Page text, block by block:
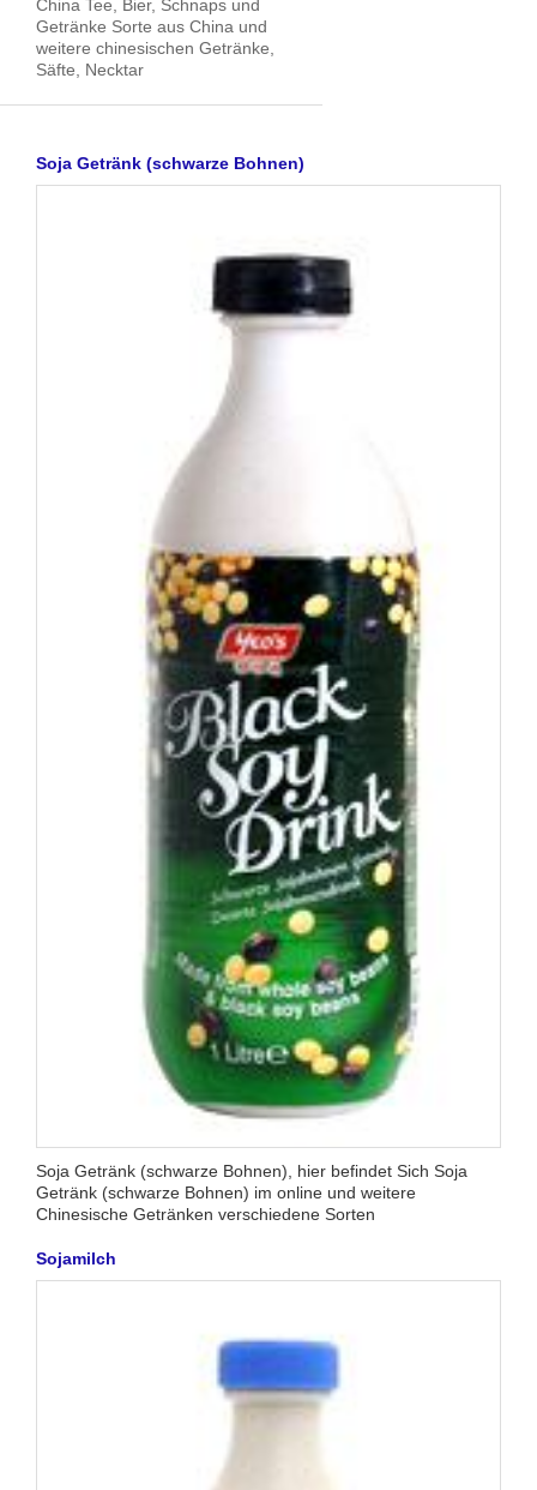
China Tee, Bier, Schnaps und
Getränke Sorte aus China und
weitere chinesischen Getränke,
Säfte, Necktar
Soja Getränk (schwarze Bohnen)
Soja Getränk (schwarze Bohnen), hier befindet Sich Soja
Getränk (schwarze Bohnen) im online und weitere
Chinesische Getränken verschiedene Sorten
Sojamilch